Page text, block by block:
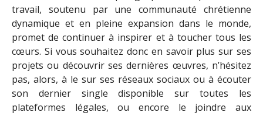
travail, soutenu par une communauté chrétienne
dynamique et en pleine expansion dans le monde,
promet de continuer à inspirer et à toucher tous les
cœurs. Si vous souhaitez donc en savoir plus sur ses
projets ou découvrir ses dernières œuvres, n’hésitez
pas, alors, à le sur ses réseaux sociaux ou à écouter
son dernier single disponible sur toutes les
plateformes légales, ou encore le joindre aux